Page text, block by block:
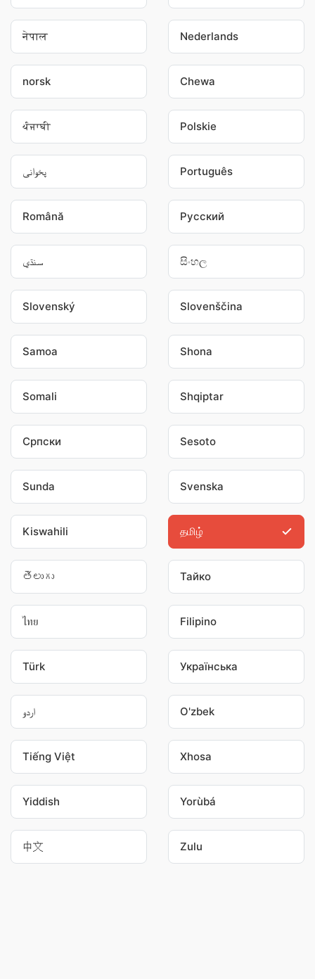
नेपाल Nederlands
norsk Chewa
ਪੰਜਾਬੀ Polskie
پخوانی Português
Română Pусский
سنڌي සිංහල
Slovenský Slovenščina
Samoa Shona
Somali Shqiptar
Српски Sesoto
Sunda Svenska
Kiswahili தமிழ்
తెలుగు Тайко
ไทย Filipino
Türk Українська
اردو O'zbek
Tiếng Việt Xhosa
Yiddish Yorùbá
中文 Zulu